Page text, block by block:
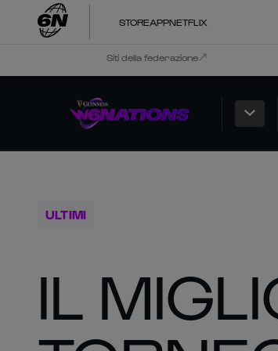
STOREAPPNETFLIX
Siti della federazione
ULTIMI
IL